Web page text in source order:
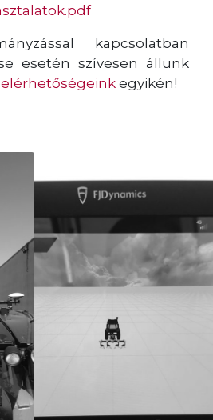
kapcsolatban
esetén szívesen állunk
elérhetőségeink egyikén!